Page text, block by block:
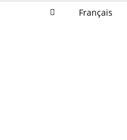
Français